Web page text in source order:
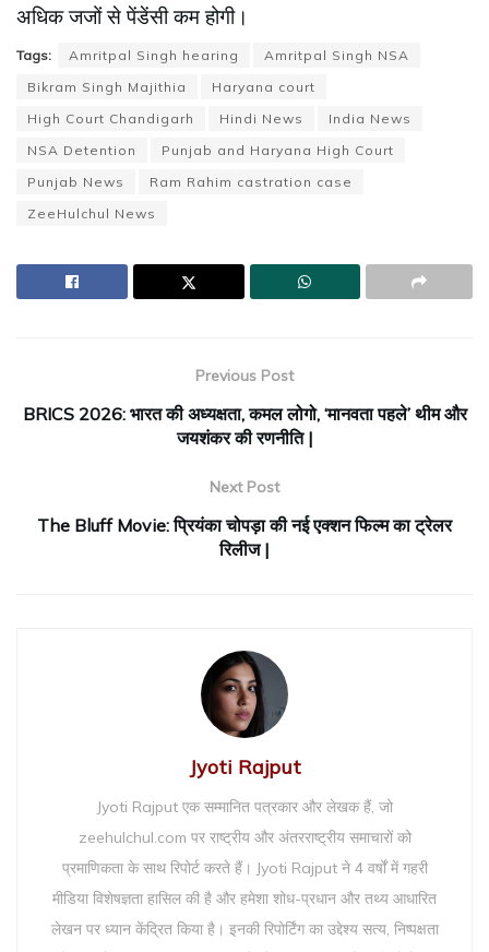
अधिक जजों से पेंडेंसी कम होगी।
Tags: Amritpal Singh hearing
Amritpal Singh NSA
Bikram Singh Majithia
Haryana court
High Court Chandigarh
Hindi News
India News
NSA Detention
Punjab and Haryana High Court
Punjab News
Ram Rahim castration case
ZeeHulchul News
Previous Post
BRICS 2026: भारत की अध्यक्षता, कमल लोगो, ‘मानवता पहले’ थीम और
जयशंकर की रणनीति |
Next Post
The Bluff Movie: प्रियंका चोपड़ा की नई एक्शन फिल्म का ट्रेलर
रिलीज |
Jyoti Rajput
Jyoti Rajput एक सम्मानित पत्रकार और लेखक हैं, जो
zeehulchul.com पर राष्ट्रीय और अंतरराष्ट्रीय समाचारों को
प्रमाणिकता के साथ रिपोर्ट करते हैं। Jyoti Rajput ने 4 वर्षों में गहरी
मीडिया विशेषज्ञता हासिल की है और हमेशा शोध-प्रधान और तथ्य आधारित
लेखन पर ध्यान केंद्रित किया है। इनकी रिपोर्टिंग का उद्देश्य सत्य, निष्पक्षता